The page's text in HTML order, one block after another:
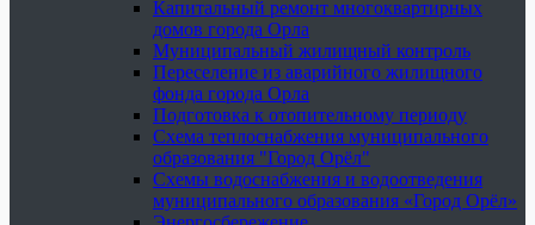
Капитальный ремонт многоквартирных
домов города Орла
Муниципальный жилищный контроль
Переселение из аварийного жилищного
фонда города Орла
Подготовка к отопительному периоду
Схема теплоснабжения муниципального
образования "Город Орёл"
Схемы водоснабжения и водоотведения
муниципального образования «Город Орёл»